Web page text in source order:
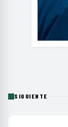
SIGUIENTE